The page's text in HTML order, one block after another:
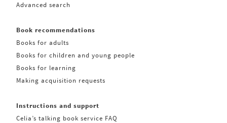
Advanced search
Book recommendations
Books for adults
Books for children and young people
Books for learning
Making acquisition requests
Instructions and support
Celia’s talking book service FAQ